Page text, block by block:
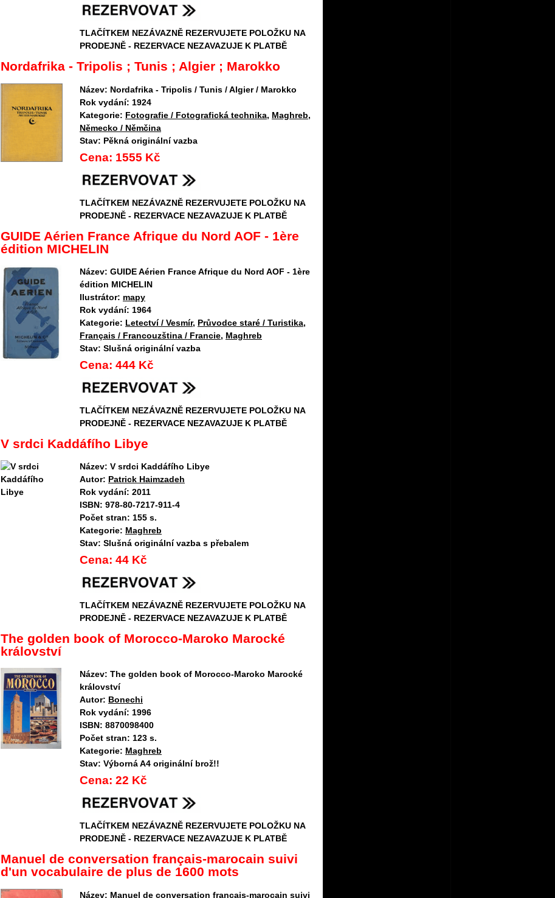
TLAČÍTKEM NEZÁVAZNĚ REZERVUJETE POLOŽKU NA
PRODEJNĚ - REZERVACE NEZAVAZUJE K PLATBĚ
Nordafrika - Tripolis ; Tunis ; Algier ; Marokko
Název: Nordafrika - Tripolis / Tunis / Algier / Marokko
Rok vydání: 1924
Kategorie: Fotografie / Fotografická technika, Maghreb,
Německo / Němčina
Stav: Pěkná originální vazba
Cena: 1555 Kč
TLAČÍTKEM NEZÁVAZNĚ REZERVUJETE POLOŽKU NA
PRODEJNĚ - REZERVACE NEZAVAZUJE K PLATBĚ
GUIDE Aérien France Afrique du Nord AOF - 1ère
édition MICHELIN
Název: GUIDE Aérien France Afrique du Nord AOF - 1ère
édition MICHELIN
Ilustrátor: mapy
Rok vydání: 1964
Kategorie: Letectví / Vesmír, Průvodce staré / Turistika,
Français / Francouzština / Francie, Maghreb
Stav: Slušná originální vazba
Cena: 444 Kč
TLAČÍTKEM NEZÁVAZNĚ REZERVUJETE POLOŽKU NA
PRODEJNĚ - REZERVACE NEZAVAZUJE K PLATBĚ
V srdci Kaddáfího Libye
Název: V srdci Kaddáfího Libye
Autor: Patrick Haimzadeh
Rok vydání: 2011
ISBN: 978-80-7217-911-4
Počet stran: 155 s.
Kategorie: Maghreb
Stav: Slušná originální vazba s přebalem
Cena: 44 Kč
TLAČÍTKEM NEZÁVAZNĚ REZERVUJETE POLOŽKU NA
PRODEJNĚ - REZERVACE NEZAVAZUJE K PLATBĚ
The golden book of Morocco-Maroko Marocké
království
Název: The golden book of Morocco-Maroko Marocké
království
Autor: Bonechi
Rok vydání: 1996
ISBN: 8870098400
Počet stran: 123 s.
Kategorie: Maghreb
Stav: Výborná A4 originální brož!!
Cena: 22 Kč
TLAČÍTKEM NEZÁVAZNĚ REZERVUJETE POLOŽKU NA
PRODEJNĚ - REZERVACE NEZAVAZUJE K PLATBĚ
Manuel de conversation français-marocain suivi
d'un vocabulaire de plus de 1600 mots
Název: Manuel de conversation français-marocain suivi